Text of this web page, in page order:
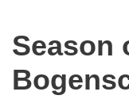
Season